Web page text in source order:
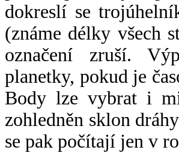
dokreslí se
(známe délky všech
označení zruší.
planetky, pokud je
Body lze vybrat i
zohledněn sklon
se pak počítají jen v